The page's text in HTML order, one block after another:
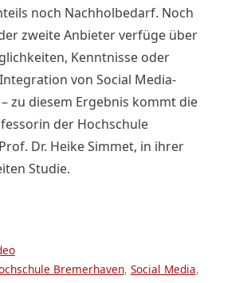
noch Nachholbedarf. Noch
zweite Anbieter verfüge über
Kenntnisse oder
von Social Media-
zu diesem Ergebnis kommt die
der Hochschule
Dr. Heike Simmet, in ihrer
Studie.
Bremerhaven, Social Media,